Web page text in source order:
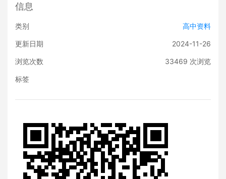
信息
类别 高中资料
更新日期 2024-11-26
浏览次数 33469 次浏览
标签